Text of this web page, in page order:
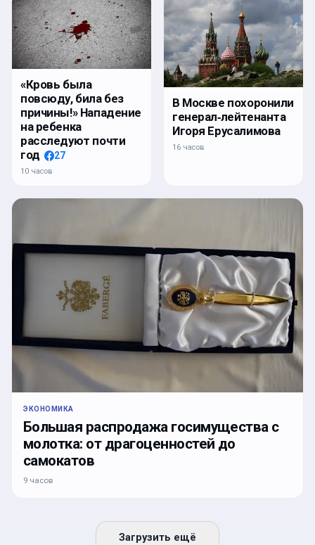
«Кровь была
повсюду, била без
причины!» Нападение
на ребенка
расследуют почти
год
27
10 часов
В Москве похоронили
генерал‑лейтенанта
Игоря Ерусалимова
16 часов
ЭКОНОМИКА
Большая распродажа госимущества с
молотка: от драгоценностей до
самокатов
9 часов
Загрузить ещё